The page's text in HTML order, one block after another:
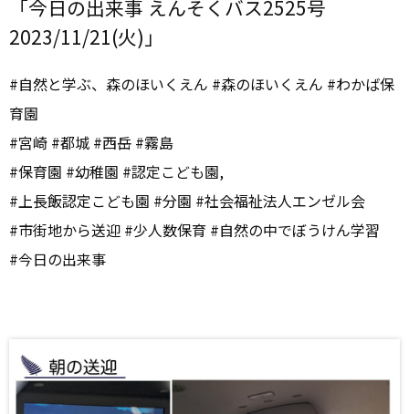
「今日の出来事 えんそくバス2525号
2023/11/21(火)」
#自然と学ぶ、森のほいくえん #森のほいくえん #わかば保
育園
#宮崎 #都城 #西岳 #霧島
#保育園 #幼稚園 #認定こども園,
#上長飯認定こども園 #分園 #社会福祉法人エンゼル会
#市街地から送迎 #少人数保育 #自然の中でぼうけん学習
#今日の出来事